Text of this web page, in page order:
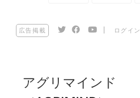
広告掲載 ログイン
アグリマインド